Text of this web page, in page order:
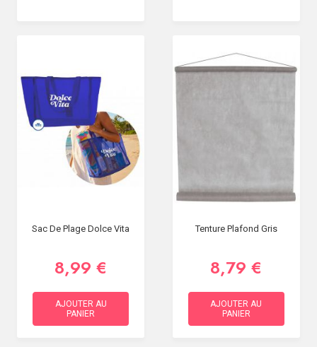
Sac De Plage Dolce Vita
8,99 €
AJOUTER AU
PANIER
Tenture Plafond Gris
8,79 €
AJOUTER AU
PANIER